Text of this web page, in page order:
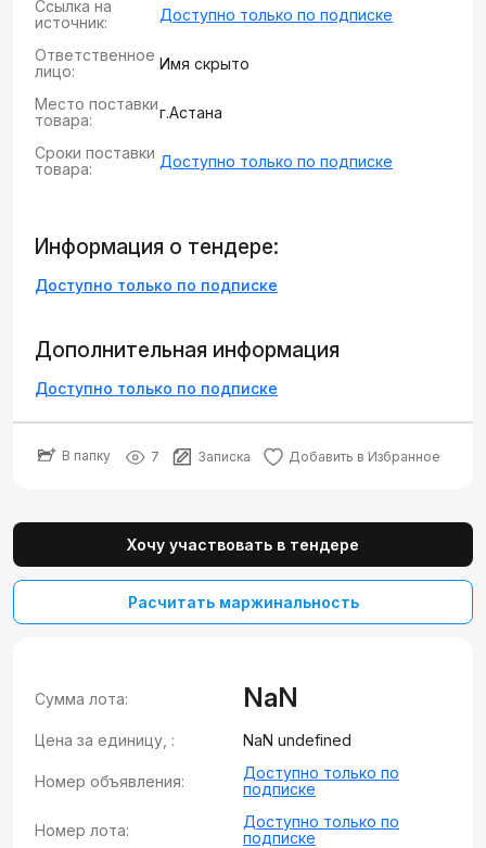
Ссылка на
источник:
Доступно только по подписке
Ответственное
лицо:
Имя скрыто
Место поставки
товара:
г.Астана
Сроки поставки
товара:
Доступно только по подписке
Информация о тендере:
Доступно только по подписке
Дополнительная информация
Доступно только по подписке
В папку 7 Записка Добавить в Избранное
Хочу участвовать в тендере
Расчитать маржинальность
Сумма лота: NaN
Цена за единицу, : NaN undefined
Номер объявления:
Доступно только по
подписке
Номер лота:
Доступно только по
подписке